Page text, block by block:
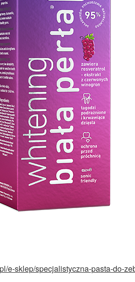
e-sklep/specjalistyczna-pasta-do-